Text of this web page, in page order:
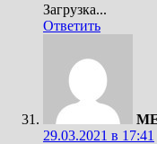
Загрузка...
Ответить
29.03.2021 в 17:41